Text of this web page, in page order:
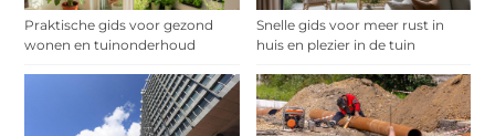
Praktische gids voor gezond
wonen en tuinonderhoud
Snelle gids voor meer rust in
huis en plezier in de tuin